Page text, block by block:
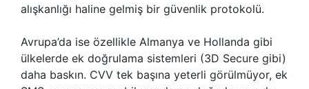
alışkanlığı haline gelmiş bir güvenlik protokolü.
Avrupa’da ise özellikle Almanya ve Hollanda gibi
ülkelerde ek doğrulama sistemleri (3D Secure gibi)
daha baskın. CVV tek başına yeterli görülmüyor, ek